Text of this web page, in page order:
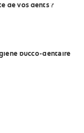
de vos dents ?
bucco-dentaire